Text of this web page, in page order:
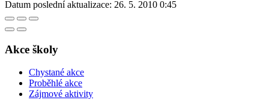
Datum poslední aktualizace: 26. 5. 2010 0:45
Akce školy
Chystané akce
Proběhlé akce
Zájmové aktivity